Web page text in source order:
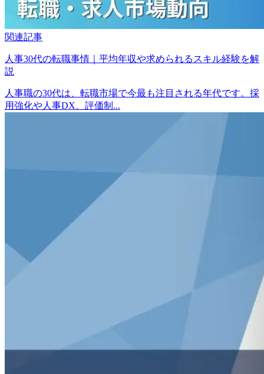
関連記事
人事30代の転職事情｜平均年収や求められるスキル経験を解
説
人事職の30代は、転職市場で今最も注目される年代です。採
用強化や人事DX、評価制...